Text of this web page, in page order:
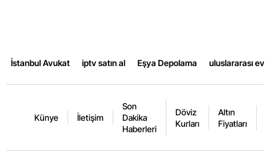
Düzce
İstanbul Avukat iptv satın al Eşya Depolama uluslararası
Künye İletişim
Son
Dakika
Haberleri
Döviz
Kurları
Altın
Fiyatları